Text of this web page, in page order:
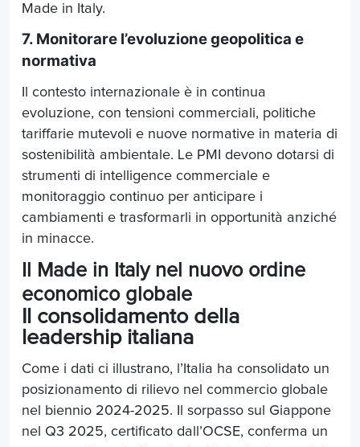
Made in Italy.
7. Monitorare l’evoluzione geopolitica e
normativa
Il contesto internazionale è in continua
evoluzione, con tensioni commerciali, politiche
tariffarie mutevoli e nuove normative in materia di
sostenibilità ambientale. Le PMI devono dotarsi di
strumenti di intelligence commerciale e
monitoraggio continuo per anticipare i
cambiamenti e trasformarli in opportunità anziché
in minacce.
Il Made in Italy nel nuovo ordine
economico globale
Il consolidamento della
leadership italiana
Come i dati ci illustrano, l’Italia ha consolidato un
posizionamento di rilievo nel commercio globale
nel biennio 2024-2025. Il sorpasso sul Giappone
nel Q3 2025, certificato dall’OCSE, conferma un